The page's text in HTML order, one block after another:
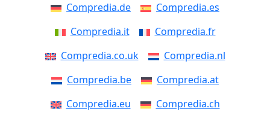
Compredia.de
Compredia.es
Compredia.it
Compredia.fr
Compredia.co.uk
Compredia.nl
Compredia.be
Compredia.at
Compredia.eu
Compredia.ch